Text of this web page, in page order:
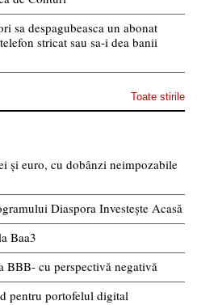
sa despagubeasca un abonat
stricat sau sa-i dea banii
Toate stirile
și euro, cu dobânzi neimpozabile
Diaspora Investește Acasă
Baa3
BBB- cu perspectivă negativă
pentru portofelul digital